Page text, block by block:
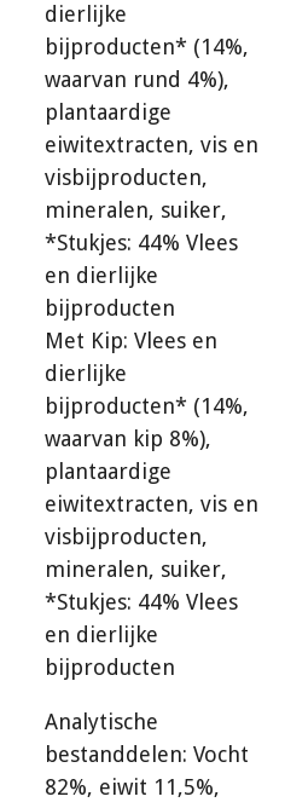
dierlijke
bijproducten* (14%,
waarvan rund 4%),
plantaardige
eiwitextracten, vis en
visbijproducten,
mineralen, suiker,
*Stukjes: 44% Vlees
en dierlijke
bijproducten
Met Kip: Vlees en
dierlijke
bijproducten* (14%,
waarvan kip 8%),
plantaardige
eiwitextracten, vis en
visbijproducten,
mineralen, suiker,
*Stukjes: 44% Vlees
en dierlijke
bijproducten
Analytische
bestanddelen: Vocht
82%, eiwit 11,5%,